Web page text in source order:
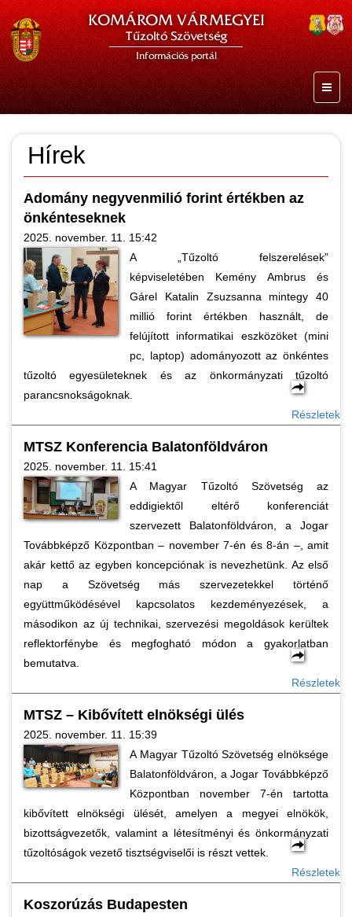
KOMÁROM VÁRMEGYEI
Tűzoltó Szövetség
Információs portál
Hírek
Adomány negyvenmilió forint értékben az
önkénteseknek
2025. november. 11. 15:42
A „Tűzoltó felszerelések”
képviseletében Kemény Ambrus és
Gárel Katalin Zsuzsanna mintegy 40
millió forint értékben használt, de
felújított informatikai eszközöket (mini
pc, laptop) adományozott az önkéntes
tűzoltó egyesületeknek és az önkormányzati tűzoltó
parancsnokságoknak.
Részletek
MTSZ Konferencia Balatonföldváron
2025. november. 11. 15:41
A Magyar Tűzoltó Szövetség az
eddigiektől eltérő konferenciát
szervezett Balatonföldváron, a Jogar
Továbbképző Központban – november 7-én és 8-án –, amit
akár kettő az egyben koncepciónak is nevezhetünk. Az első
nap a Szövetség más szervezetekkel történő
együttműködésével kapcsolatos kezdeményezések, a
másodikon az új technikai, szervezési megoldások kerültek
reflektorfénybe és megfogható módon a gyakorlatban
bemutatva.
Részletek
MTSZ – Kibővített elnökségi ülés
2025. november. 11. 15:39
A Magyar Tűzoltó Szövetség elnöksége
Balatonföldváron, a Jogar Továbbképző
Központban november 7-én tartotta
kibővített elnökségi ülését, amelyen a megyei elnökök,
bizottságvezetők, valamint a létesítményi és önkormányzati
tűzoltóságok vezető tisztségviselői is részt vettek.
Részletek
Koszorúzás Budapesten